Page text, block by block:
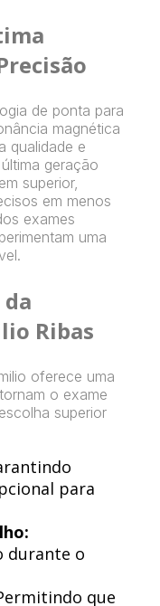
de ponta para
magnética
qualidade e
geração
superior,
em menos
exames
uma
Ribas
oferece uma
o exame
superior
para
durante o
que